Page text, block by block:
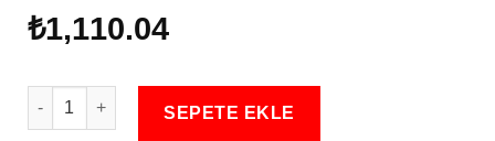
₺1,110.04
Jant Temizleyici 10 Kg adet
SEPETE EKLE